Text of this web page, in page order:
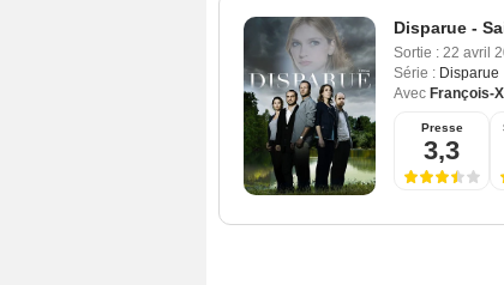
Disparue -
Sortie : 22 avril
Série : Disparue
Avec François-
Presse
3,3